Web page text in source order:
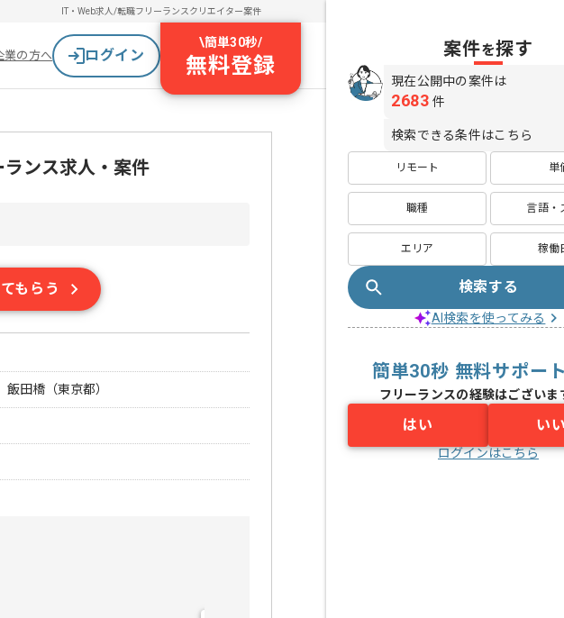
IT・Web求人/転職フリーランスクリエイター案件
業の方へ ログイン
\簡単30秒/
無料登録
ランス求人・案件
もらう
飯田橋（東京都）
案件を探す
現在公開中の案件は
2683 件
検索できる条件はこちら
リモート 単
職種 言語・
エリア 稼働
検索する
AI検索を使ってみる
簡単30秒 無料サポー
フリーランスの経験はございま
はい い
ログインはこちら